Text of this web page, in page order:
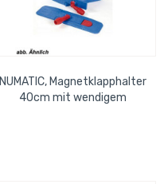
NUMATIC, Magnetklapphalter
40cm mit wendigem